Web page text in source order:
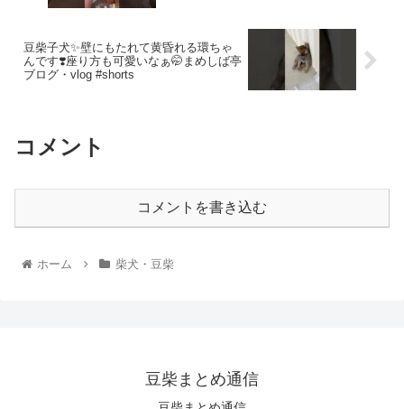
豆柴子犬✨壁にもたれて黄昏れる環ちゃ
んです❣️座り方も可愛いなぁ🤭まめしば亭
ブログ・vlog #shorts
コメント
コメントを書き込む
ホーム 柴犬・豆柴
豆柴まとめ通信